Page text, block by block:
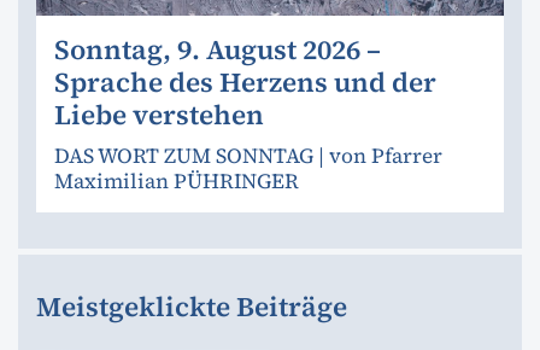
Sonntag, 9. August 2026 –
Sprache des Herzens und der
Liebe verstehen
DAS WORT ZUM SONNTAG | von Pfarrer
Maximilian PÜHRINGER
Meistgeklickte Beiträge